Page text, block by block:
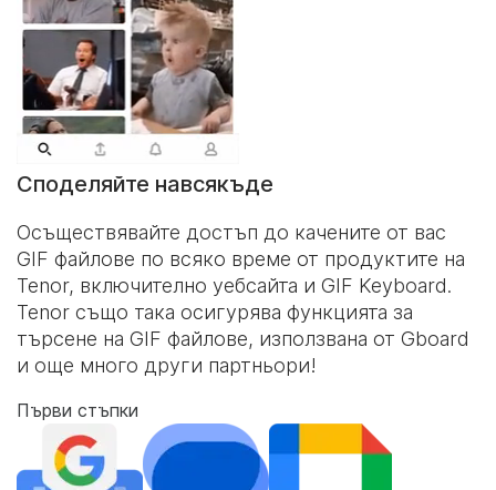
Споделяйте навсякъде
Осъществявайте достъп до качените от вас
GIF файлове по всяко време от продуктите на
Tenor, включително уебсайта и GIF Keyboard.
Tenor също така осигурява функцията за
търсене на GIF файлове, използвана от Gboard
и още много други партньори!
Първи стъпки